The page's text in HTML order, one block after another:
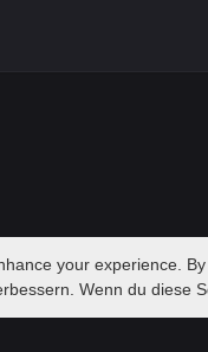
your experience.
Wenn du diese